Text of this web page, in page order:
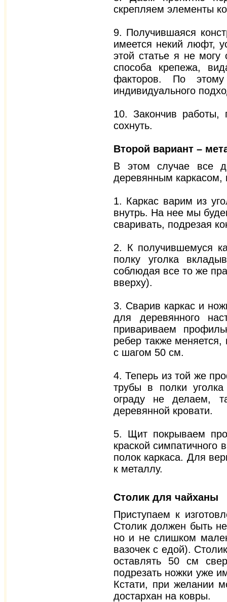
скрепляем элементы
9. Получившаяся
имеется некий люфт,
этой статье я не могу
способа крепежа,
факторов. По
индивидуального
10. Закончив работы,
сохнуть.
Второй вариант –
В этом случае все
деревянным каркасом,
1. Каркас варим из
внутрь. На нее мы
сваривать, подрезая
2. К получившемуся
полку уголка
соблюдая все то же
вверху).
3. Сварив каркас и
для деревянного
привариваем
ребер также
с шагом 50 см.
4. Теперь из той же
трубы в полки
ограду не делаем,
деревянной кровати.
5. Щит покрываем
краской
полок каркаса. Для
к металлу.
Столик для чайханы
Приступаем к
Столик должен быть
но и не слишком
вазочек с едой).
оставлять 50 см
подрезать ножки уже
Кстати, при желании
достархан на ковры.